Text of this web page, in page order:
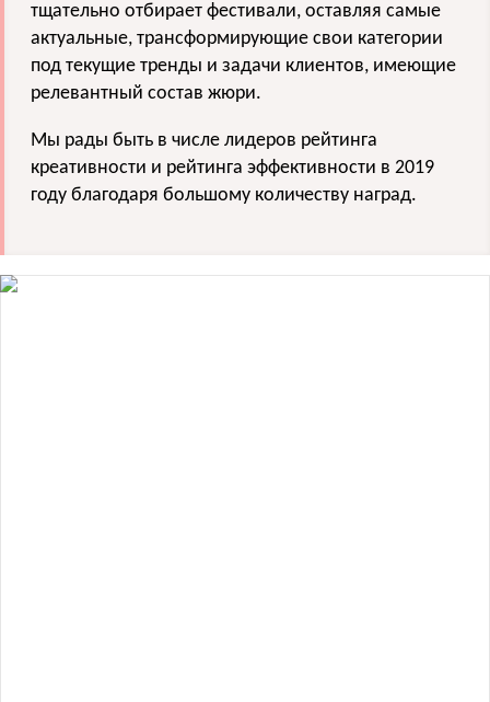
тщательно отбирает фестивали, оставляя самые
актуальные, трансформирующие свои категории
под текущие тренды и задачи клиентов, имеющие
релевантный состав жюри.
Мы рады быть в числе лидеров рейтинга
креативности и рейтинга эффективности в 2019
году благодаря большому количеству наград.